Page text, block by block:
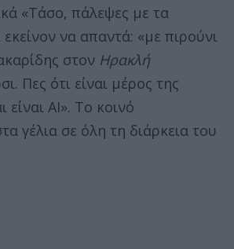
«Τάσο, πάλεψες με τα
να απαντά: «με πιρούνι
στον Ηρακλή
Πες ότι είναι μέρος της
ΑΙ». Το κοινό
γέλια σε όλη τη διάρκεια του